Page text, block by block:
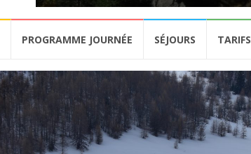
PROGRAMME JOURNÉE SÉJOURS TARIFS